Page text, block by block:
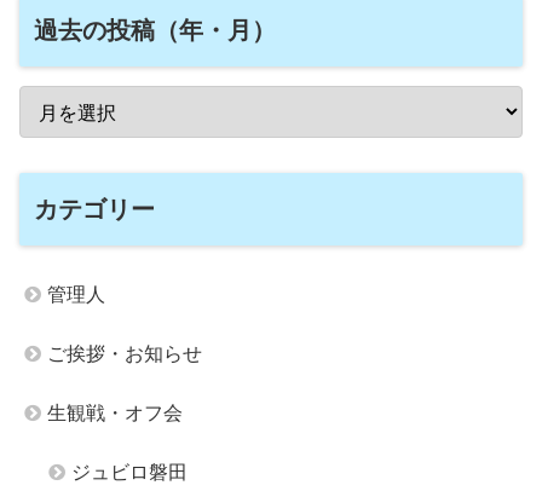
過去の投稿（年・月）
カテゴリー
管理人
ご挨拶・お知らせ
生観戦・オフ会
ジュビロ磐田